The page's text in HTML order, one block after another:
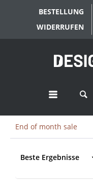
BESTELLUNG
WIDERRUFEN
End of month sale